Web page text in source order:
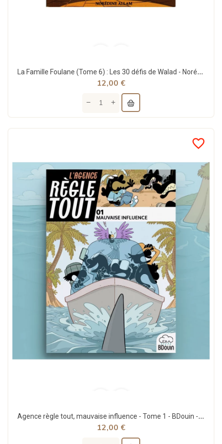
La Famille Foulane (Tome 6) : Les 30 défis de Walad - Norédine Allam - Bdouin
12,00 €
favorite_border
Agence règle tout, mauvaise influence - Tome 1 - BDouin - Muslim Show
12,00 €